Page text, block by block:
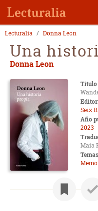
Lecturalia Donna Leon
Una
Donna Leon
Seix
Año
2023
Maia